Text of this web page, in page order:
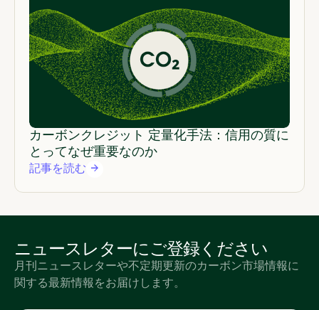
カーボンクレジット 定量化手法：信用の質に
とってなぜ重要なのか
記事を読む
ニュースレターにご登録ください
月刊ニュースレターや不定期更新のカーボン市場情報に
関する最新情報をお届けします。